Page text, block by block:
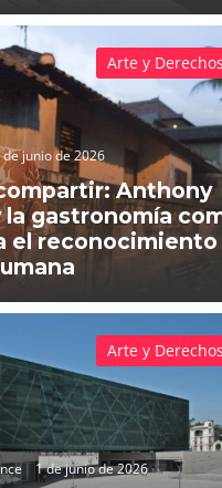
de junio de 2026
Anthony
la gastronomía
el reconocimiento
Arte y
1 de junio de 2026
Arte y